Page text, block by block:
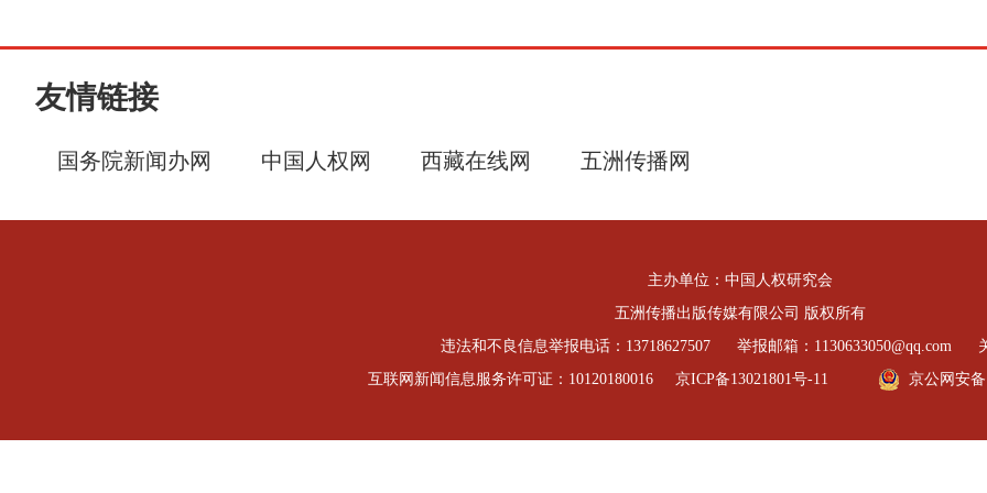
友情链接
国务院新闻办网 中国人权网 西藏在线网 五洲传播网
主办单位：中国人权研究会
五洲传播出版传媒有限公司 版权所有
违法和不良信息举报电话：13718627507
举报邮箱：1130633050@qq.com
互联网新闻信息服务许可证：10120180016
京ICP备13021801号-11 京公网安备